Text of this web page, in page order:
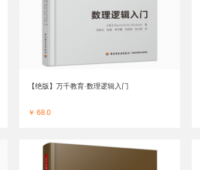
【绝版】万千教育·数理逻辑入门
￥ 68.0